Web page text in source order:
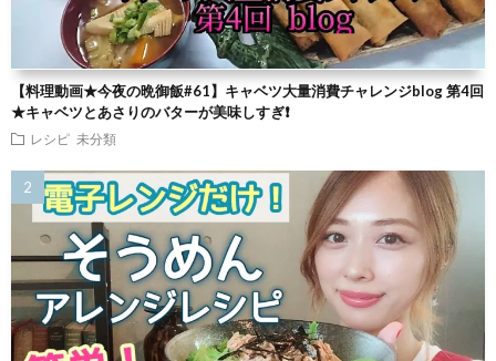
【料理動画★今夜の晩御飯#61】キャベツ大量消費チャレンジblog 第4回
★キャベツとあさりのバターが美味しすぎ❗
レシピ 未分類